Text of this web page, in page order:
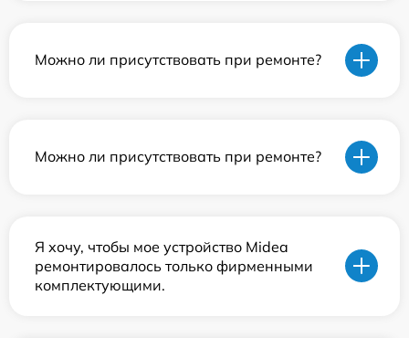
Можно ли присутствовать при ремонте?
Можно ли присутствовать при ремонте?
Я хочу, чтобы мое устройство Midea
ремонтировалось только фирменными
комплектующими.